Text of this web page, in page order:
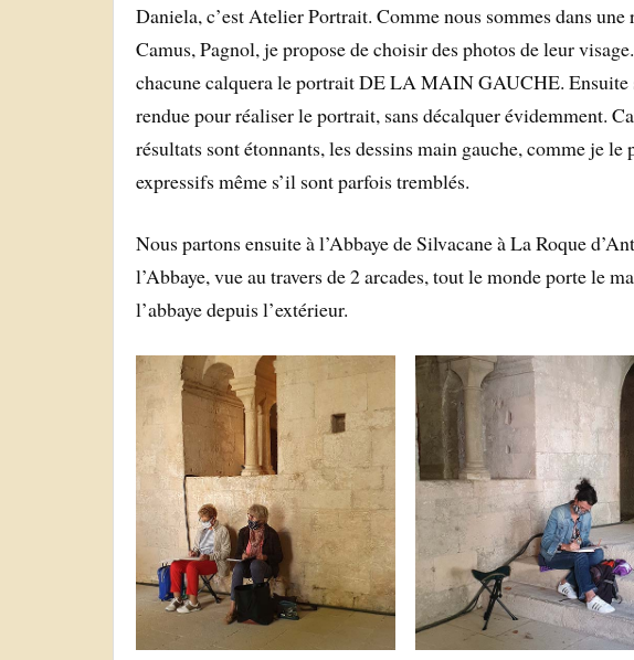
Daniela, c’est Atelier Portrait. Comme nous sommes dans
Camus, Pagnol, je propose de choisir des photos de leur
chacune calquera le portrait DE LA MAIN GAUCHE. Ensuite
rendue pour réaliser le portrait, sans décalquer évidemment.
résultats sont étonnants, les dessins main gauche, comme je le
expressifs même s’il sont parfois tremblés.
Nous partons ensuite à l’Abbaye de Silvacane à La Roque
l’Abbaye, vue au travers de 2 arcades, tout le monde porte le
l’abbaye depuis l’extérieur.